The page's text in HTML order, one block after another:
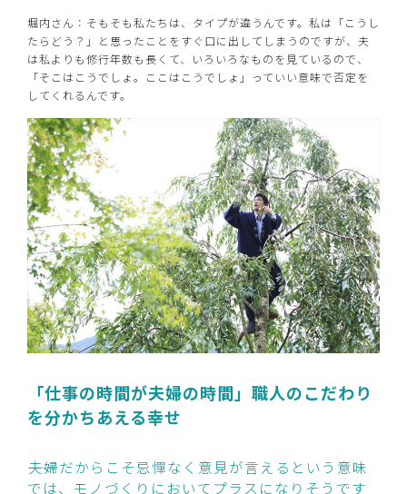
堀内さん：そもそも私たちは、タイプが違うんです。私は「こうし
たらどう？」と思ったことをすぐ口に出してしまうのですが、夫
は私よりも修行年数も長くて、いろいろなものを見ているので、
「そこはこうでしょ。ここはこうでしょ」っていい意味で否定を
してくれるんです。
「仕事の時間が夫婦の時間」職人のこだわり
を分かちあえる幸せ
――夫婦だからこそ忌憚なく意見が言えるという意味
では、モノづくりにおいてプラスになりそうです